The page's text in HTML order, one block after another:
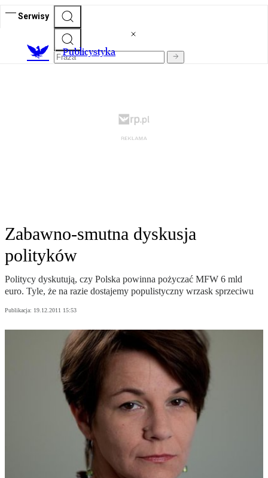
Serwisy
Publicystyka
Zabawno-smutna dyskusja
polityków
Politycy dyskutują, czy Polska powinna pożyczać MFW 6 mld
euro. Tyle, że na razie dostajemy populistyczny wrzask sprzeciwu
Publikacja: 19.12.2011 15:53